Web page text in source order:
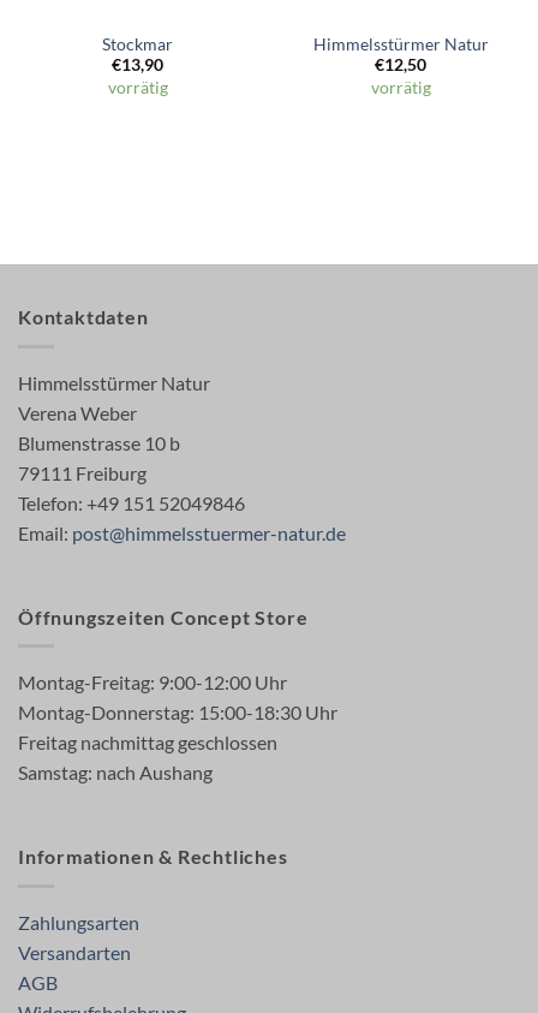
Stockmar
€13,90
vorrätig
Himmelsstürmer Natur
€12,50
vorrätig
Kontaktdaten
Himmelsstürmer Natur
Verena Weber
Blumenstrasse 10 b
79111 Freiburg
Telefon: +49 151 52049846
Email: post@himmelsstuermer-natur.de
Öffnungszeiten Concept Store
Montag-Freitag: 9:00-12:00 Uhr
Montag-Donnerstag: 15:00-18:30 Uhr
Freitag nachmittag geschlossen
Samstag: nach Aushang
Informationen & Rechtliches
Zahlungsarten
Versandarten
AGB